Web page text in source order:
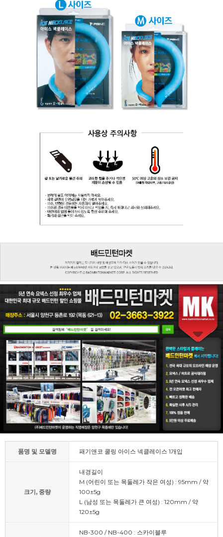
품명 및 모델명 패기앤코 쿨링 아이스 넥클레이스 1개입
크기, 중량
내경길이
M (어린이 또는 목둘레가 작은 여성) : 95mm / 약
100±5g
L (남성 또는 목둘레가 큰 여성) : 120mm / 약
120±5g
NB-300 / NB-400 : 스카이블루